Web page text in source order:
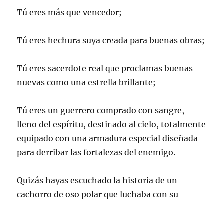
Tú eres más que vencedor;
Tú eres hechura suya creada para buenas obras;
Tú eres sacerdote real que proclamas buenas
nuevas como una estrella brillante;
Tú eres un guerrero comprado con sangre,
lleno del espíritu, destinado al cielo, totalmente
equipado con una armadura especial diseñada
para derribar las fortalezas del enemigo.
Quizás hayas escuchado la historia de un
cachorro de oso polar que luchaba con su